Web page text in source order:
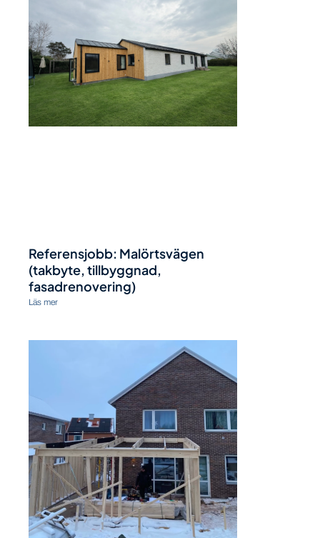
Referensjobb: Malörtsvägen
(takbyte, tillbyggnad,
fasadrenovering)
Läs mer